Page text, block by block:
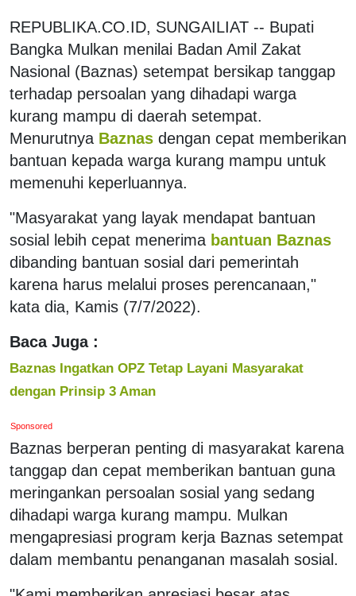
REPUBLIKA.CO.ID, SUNGAILIAT -- Bupati
Bangka Mulkan menilai Badan Amil Zakat
Nasional (Baznas) setempat bersikap tanggap
terhadap persoalan yang dihadapi warga
kurang mampu di daerah setempat.
Menurutnya Baznas dengan cepat memberikan
bantuan kepada warga kurang mampu untuk
memenuhi keperluannya.
"Masyarakat yang layak mendapat bantuan
sosial lebih cepat menerima bantuan Baznas
dibanding bantuan sosial dari pemerintah
karena harus melalui proses perencanaan,"
kata dia, Kamis (7/7/2022).
Baca Juga :
Baznas Ingatkan OPZ Tetap Layani Masyarakat
dengan Prinsip 3 Aman
Sponsored
Baznas berperan penting di masyarakat karena
tanggap dan cepat memberikan bantuan guna
meringankan persoalan sosial yang sedang
dihadapi warga kurang mampu. Mulkan
mengapresiasi program kerja Baznas setempat
dalam membantu penanganan masalah sosial.